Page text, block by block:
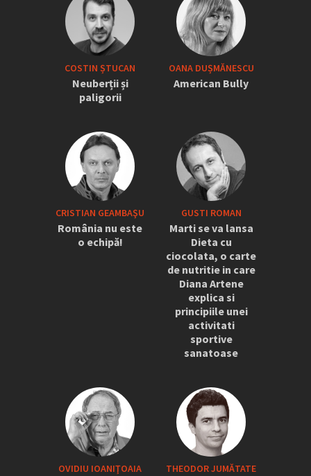
COSTIN ȘTUCAN
Neuberții și
paligorii
OANA DUȘMĂNESCU
American Bully
CRISTIAN GEAMBAŞU
România nu este
o echipă!
GUSTI ROMAN
Marti se va lansa
Dieta cu
ciocolata, o carte
de nutritie in care
Diana Artene
explica si
principiile unei
activitati
sportive
sanatoase
OVIDIU IOANIŢOAIA THEODOR JUMĂTATE